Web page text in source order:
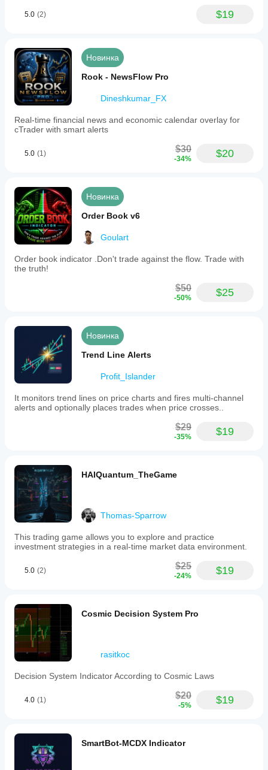
5.0 (2) $19
Новинка
Rook - NewsFlow Pro
Dineshkumar_FX
Real-time financial news and economic calendar overlay for
cTrader with smart alerts
5.0 (1) $30
-34% $20
Новинка
Order Book v6
Goulart
Order book indicator .Don't trade against the flow. Trade with
the truth!
$50
-50% $25
Новинка
Trend Line Alerts
Profit_Islander
It monitors trend lines on price charts and fires multi-channel
alerts and optionally places trades when price crosses..
$29
-35% $19
HAIQuantum_TheGame
Thomas-Sparrow
This trading game allows you to explore and practice
investment strategies in a real-time market data environment.
5.0 (2) $25
-24% $19
Cosmic Decision System Pro
rasitkoc
Decision System Indicator According to Cosmic Laws
4.0 (1) $20
-5% $19
SmartBot-MCDX Indicator